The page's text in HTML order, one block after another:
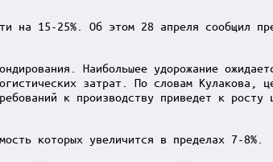
15-25%. Об этом 28 апреля сообщил
Наибольшее удорожание
затрат. По словам
к производству приведет к
которых увеличится в пределах 7-8%.